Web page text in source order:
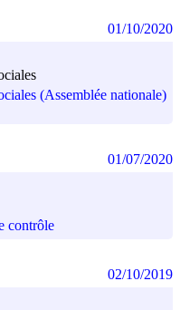
(Assemblée nationale)
01/10/2020
contrôle
01/07/2020
02/10/2019